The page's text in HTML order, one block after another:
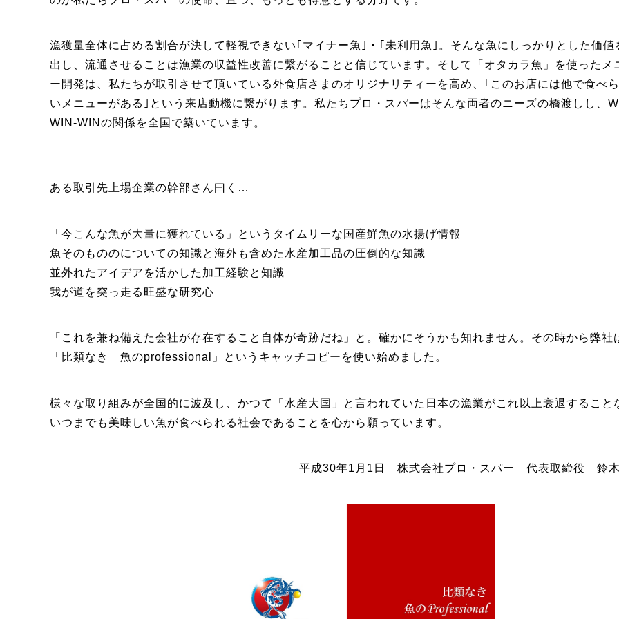
漁獲量全体に占める割合が決して軽視できない｢マイナー魚｣・｢未利用魚｣。そんな魚にしっかりとした価値
出し、流通させることは漁業の収益性改善に繋がることと信じています。そして「オタカラ魚」を使ったメ
ー開発は、私たちが取引させて頂いている外食店さまのオリジナリティーを高め、｢このお店には他で食べ
いメニューがある｣という来店動機に繋がります。私たちプロ・スパーはそんな両者のニーズの橋渡しし、
WIN-WINの関係を全国で築いています。
ある取引先上場企業の幹部さん曰く…
「今こんな魚が大量に獲れている」というタイムリーな国産鮮魚の水揚げ情報
魚そのもののについての知識と海外も含めた水産加工品の圧倒的な知識
並外れたアイデアを活かした加工経験と知識
我が道を突っ走る旺盛な研究心
「これを兼ね備えた会社が存在すること自体が奇跡だね」と。確かにそうかも知れません。その時から弊社
「比類なき 魚のprofessional」というキャッチコピーを使い始めました。
様々な取り組みが全国的に波及し、かつて「水産大国」と言われていた日本の漁業がこれ以上衰退すること
いつまでも美味しい魚が食べられる社会であることを心から願っています。
平成30年1月1日 株式会社プロ・スパー 代表取締役 鈴木